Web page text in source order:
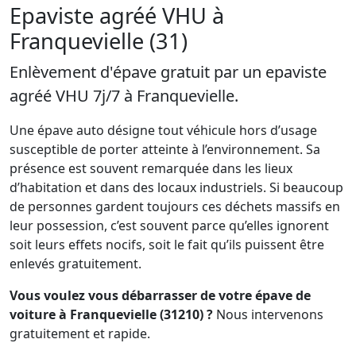
Epaviste agréé VHU à
Franquevielle (31)
Enlèvement d'épave gratuit par un epaviste
agréé VHU 7j/7 à Franquevielle.
Une épave auto désigne tout véhicule hors d’usage
susceptible de porter atteinte à l’environnement. Sa
présence est souvent remarquée dans les lieux
d’habitation et dans des locaux industriels. Si beaucoup
de personnes gardent toujours ces déchets massifs en
leur possession, c’est souvent parce qu’elles ignorent
soit leurs effets nocifs, soit le fait qu’ils puissent être
enlevés gratuitement.
Vous voulez vous débarrasser de votre épave de
voiture à Franquevielle (31210) ? Nous intervenons
gratuitement et rapide.